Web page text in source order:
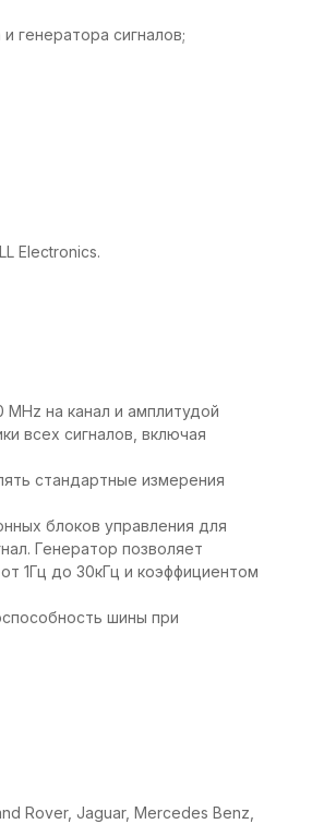
генератора сигналов;
Electronics.
на канал и амплитудой
всех сигналов, включая
стандартные измерения
блоков управления для
Генератор позволяет
1Гц до 30кГц и коэффициентом
шины при
Rover, Jaguar, Mercedes Benz,